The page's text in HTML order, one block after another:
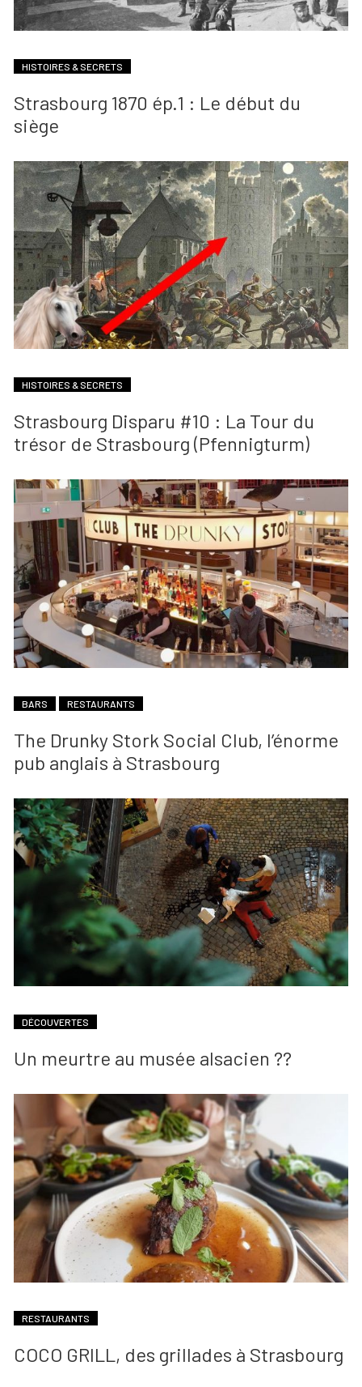
HISTOIRES & SECRETS
Strasbourg 1870 ép.1 : Le début du
siège
HISTOIRES & SECRETS
Strasbourg Disparu #10 : La Tour du
trésor de Strasbourg (Pfennigturm)
BARS RESTAURANTS
The Drunky Stork Social Club, l’énorme
pub anglais à Strasbourg
DÉCOUVERTES
Un meurtre au musée alsacien ??
RESTAURANTS
COCO GRILL, des grillades à Strasbourg